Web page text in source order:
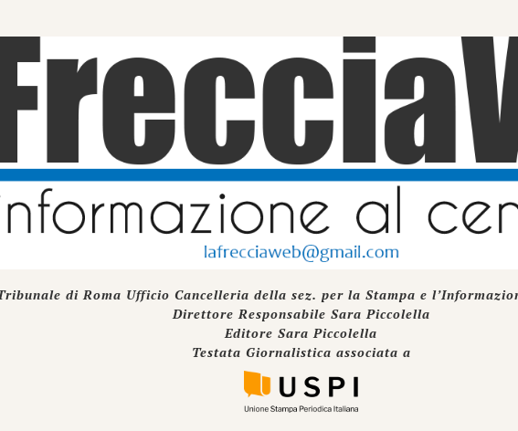
di Roma Ufficio Cancelleria della sez. per la Stampa e
Direttore Responsabile Sara Piccolella
Editore Sara Piccolella
Testata Giornalistica associata a